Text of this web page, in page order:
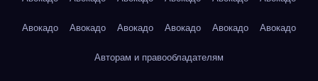
Авокадо Авокадо Авокадо Авокадо Авокадо Авокадо
Авторам и правообладателям